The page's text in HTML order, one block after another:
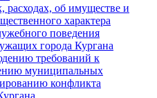
расходах, об имуществе и
характера
поведения
города Кургана
требований к
муниципальных
конфликта